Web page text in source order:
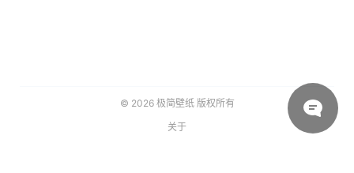
© 2026 极简壁纸版权所有
关于